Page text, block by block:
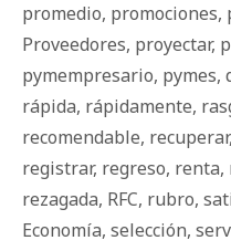
promedio, promociones,
Proveedores, proyectar,
pymempresario, pymes,
rápida, rápidamente,
recomendable, recuperar,
registrar, regreso, renta,
rezagada, RFC, rubro,
Economía, selección,